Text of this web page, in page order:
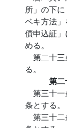
所」の下
ベキ方法
債申込証
める。
第二十
る。
第
第三十
条とする。
第三十